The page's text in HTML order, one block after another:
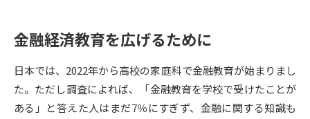
志望校・出願校を調べる
併願校選び 受験スケジュールを立てよう
先輩が入学を決めた理由 テレメール全国一斉進学調査
金融経済教育を広げるために
日本では、2022年から高校の家庭科で金融教育が始まりまし
た。ただし調査によれば、「金融教育を学校で受けたことが
ある」と答えた人はまだ7％にすぎず、金融に関する知識も